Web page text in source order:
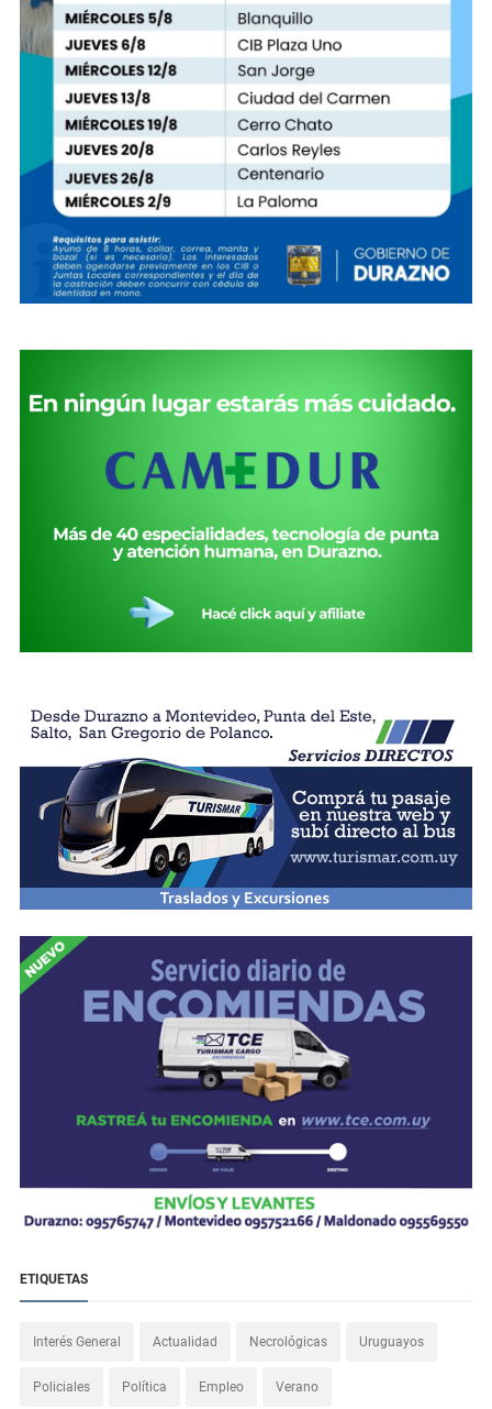
ETIQUETAS
Interés General Actualidad Necrológicas Uruguayos
Policiales Política Empleo Verano